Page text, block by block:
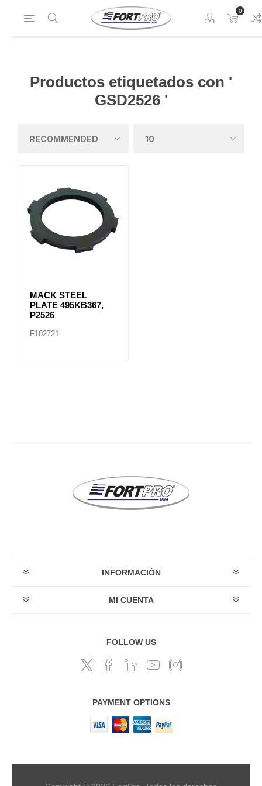
0
Productos etiquetados con '
GSD2526 '
MACK STEEL
PLATE 495KB367,
P2526
F102721
INFORMACIÓN
MI CUENTA
FOLLOW US
PAYMENT OPTIONS